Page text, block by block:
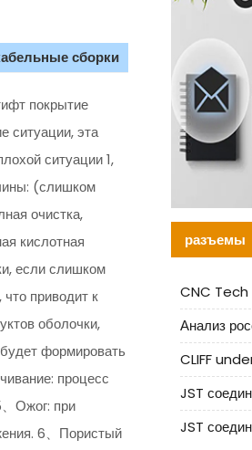
сборки
покрытие
ситуации, эта
ситуации 1,
(слишком
очистка,
кислотная
если слишком
приводит к
оболочки,
формировать
процесс
Ожог: при
6、Пористый
разъемы